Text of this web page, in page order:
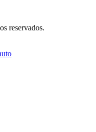
reservados.